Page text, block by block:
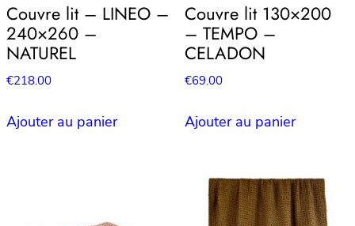
Couvre lit – LINEO –
240×260 –
NATUREL
€218.00
Ajouter au panier
Couvre lit 130×200
– TEMPO –
CELADON
€69.00
Ajouter au panier